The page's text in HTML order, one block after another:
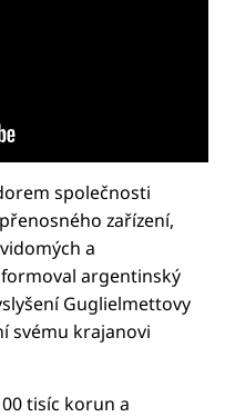
společnosti
zařízení,
a
argentinský
Guglielmettovy
svému krajanovi
tisíc korun a